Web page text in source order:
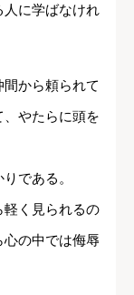
人に学ばなけれ
から頼られて
やたらに頭を
である。
軽く見られるの
の中では侮辱